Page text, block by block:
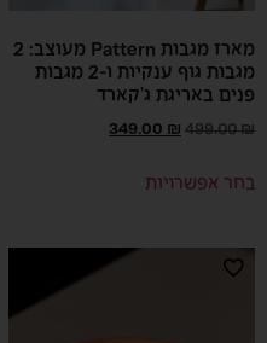
מארז מגבות Pattern מעוצב: 2
מגבות גוף ענקיות ו-2 מגבות
פנים באריגת ג’קארד
499.00₪
349.00 ₪
בחר אפשרויות